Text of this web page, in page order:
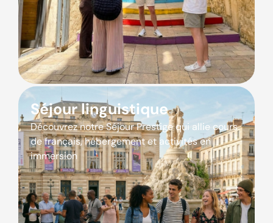
Séjour linguistique
Découvrez notre Séjour Prestige qui allie cours
de français, hébergement et activités en
immersion